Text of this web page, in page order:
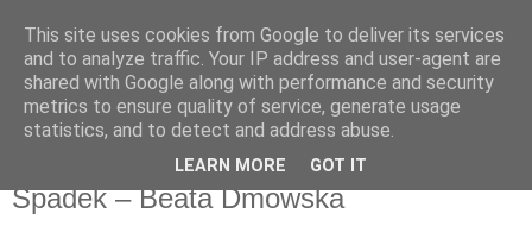
Recenzje na widelcu
Portal kulturalny - książki, recenzje, inspiracje, konkursy.
sobota, 2 marca 2019
Spadek – Beata Dmowska
This site uses cookies from Google to deliver its services
and to analyze traffic. Your IP address and user-agent are
shared with Google along with performance and security
metrics to ensure quality of service, generate usage
statistics, and to detect and address abuse.
LEARN MORE GOT IT